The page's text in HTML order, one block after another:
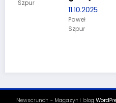
Szpur
Newscrunch - Magazyn i blog